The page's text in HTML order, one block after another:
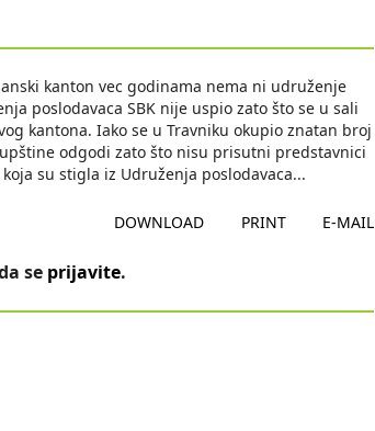
kanton vec godinama nema ni udruženje
poslodavaca SBK nije uspio zato što se u sali
kantona. Iako se u Travniku okupio znatan broj
odgodi zato što nisu prisutni predstavnici
su stigla iz Udruženja poslodavaca...
DOWNLOAD PRINT E-MAIL
se prijavite.